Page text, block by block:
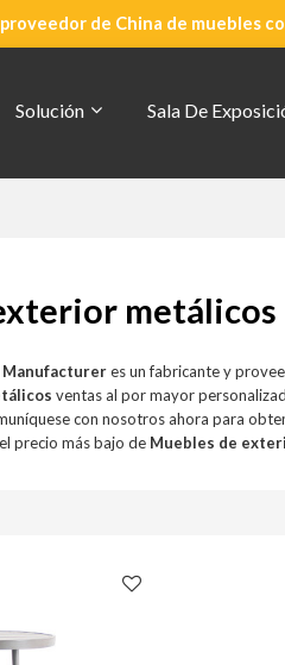
de China de muebles
Solución Sala De
metálicos
Manufactureres un fabricante y
ventas al por mayor
con nosotros ahora para
precio más bajo de Muebles de